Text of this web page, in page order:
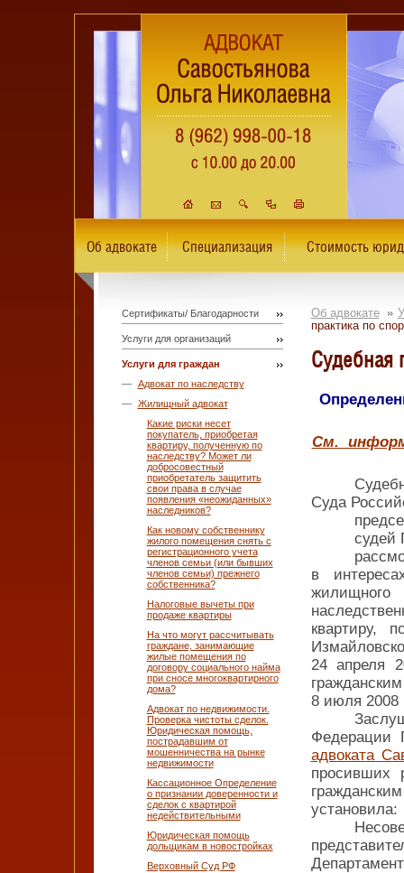
Об адвокате Специализация Стоимость
Сертификаты/ Благодарности
Услуги для организаций
Услуги для граждан
Адвокат по наследству
Жилищный адвокат
Какие риски несет
покупатель, приобретая
квартиру, полученную по
наследству? Может ли
добросовестный
приобретатель защитить
свои права в случае
появления «неожиданных»
наследников?
Как новому собственнику
жилого помещения снять с
регистрационного учета
членов семьи (или бывших
членов семьи) прежнего
собственника?
Налоговые вычеты при
продаже квартиры
На что могут рассчитывать
граждане, занимающие
жилые помещения по
договору социального найма
при сносе многоквартирного
дома?
Адвокат по недвижимости.
Проверка чистоты сделок.
Юридическая помощь,
пострадавшим от
мошенничества на рынке
недвижимости
Кассационное Определение
о признании доверенности и
сделок с квартирой
недействительными
Юридическая помощь
дольщикам в новостройках
Верховный Суд РФ
Об адвокате
практика по
Судебная
См.
Суда
судей
в
квартиру,
24 апреля
8 июля 2008
Федерации
адвоката
просивших
установила: